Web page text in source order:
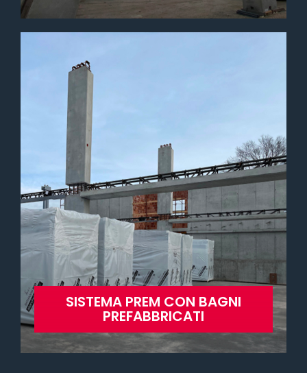
SISTEMA PREM CON BAGNI
PREFABBRICATI